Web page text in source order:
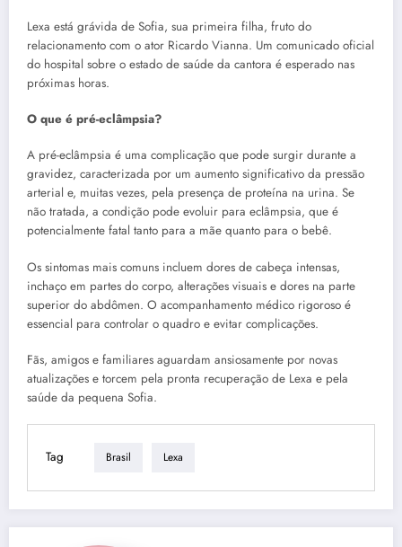
Lexa está grávida de Sofia, sua primeira filha, fruto do
relacionamento com o ator Ricardo Vianna. Um comunicado oficial
do hospital sobre o estado de saúde da cantora é esperado nas
próximas horas.
O que é pré-eclâmpsia?
A pré-eclâmpsia é uma complicação que pode surgir durante a
gravidez, caracterizada por um aumento significativo da pressão
arterial e, muitas vezes, pela presença de proteína na urina. Se
não tratada, a condição pode evoluir para eclâmpsia, que é
potencialmente fatal tanto para a mãe quanto para o bebê.
Os sintomas mais comuns incluem dores de cabeça intensas,
inchaço em partes do corpo, alterações visuais e dores na parte
superior do abdômen. O acompanhamento médico rigoroso é
essencial para controlar o quadro e evitar complicações.
Fãs, amigos e familiares aguardam ansiosamente por novas
atualizações e torcem pela pronta recuperação de Lexa e pela
saúde da pequena Sofia.
Tag Brasil Lexa